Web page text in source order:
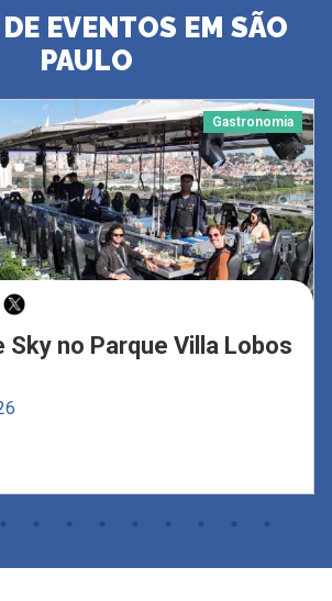
EVENTOS EM SÃO
PAULO
Gastronomia
Sky no Parque Villa Lobos